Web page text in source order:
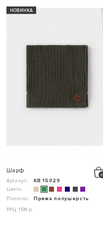
НОВИНКА
Шарф
Артикул:
КВ 15029
Цвета:
Полотно:
Пряжа полушерсть
РРЦ: 1199 р.